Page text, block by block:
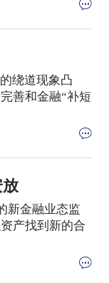
绕道现象凸
善和金融“补短
新金融业态监
产找到新的合